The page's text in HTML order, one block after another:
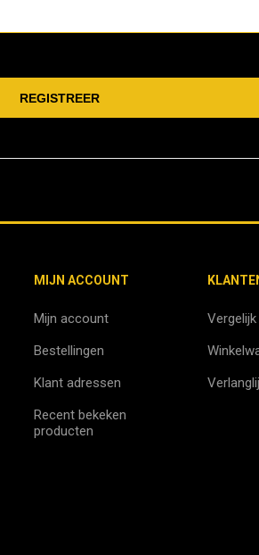
MIJN ACCOUNT
Mijn account
Bestellingen
Klant adressen
Recent bekeken
producten